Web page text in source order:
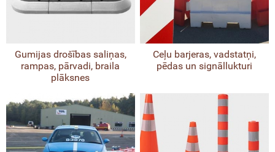
Gumijas drošības saliņas,
rampas, pārvadi, braila
plāksnes
Ceļu barjeras, vadstatņi,
pēdas un signāllukturi